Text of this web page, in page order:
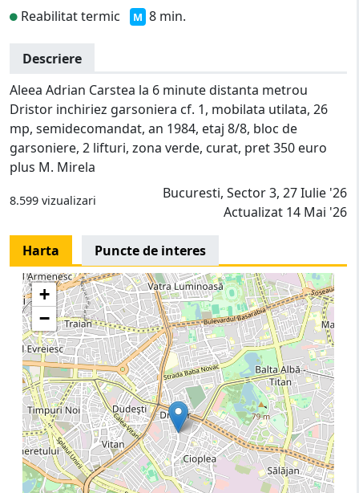
Reabilitat termic
M 8 min.
Descriere
Aleea Adrian Carstea la 6 minute distanta metrou
Dristor inchiriez garsoniera cf. 1, mobilata utilata, 26
mp, semidecomandat, an 1984, etaj 8/8, bloc de
garsoniere, 2 lifturi, zona verde, curat, pret 350 euro
plus M. Mirela
8.599 vizualizari
Bucuresti, Sector 3, 27 Iulie '26
Actualizat 14 Mai '26
Harta Puncte de interes
+
−